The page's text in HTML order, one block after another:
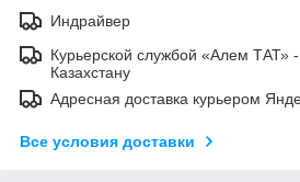
Индрайвер
Курьерской службой «Алем ТАТ»
Казахстану
Адресная доставка курьером
Все условия доставки